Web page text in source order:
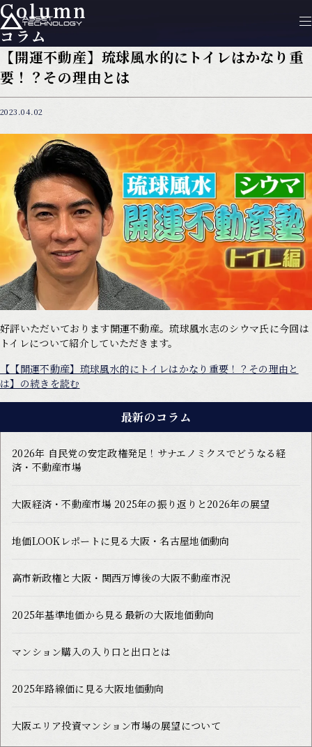
Column
コラム
【開運不動産】琉球風水的にトイレはかなり重
要！？その理由とは
2023.04.02
好評いただいております開運不動産。琉球風水志のシウマ氏に今回は
トイレについて紹介していただきます。
【【開運不動産】琉球風水的にトイレはかなり重要！？その理由と
は】の続きを読む
最新のコラム
2026年 自民党の安定政権発足！サナエノミクスでどうなる経
済・不動産市場
大阪経済・不動産市場 2025年の振り返りと2026年の展望
地価LOOKレポートに見る大阪・名古屋地価動向
高市新政権と大阪・関西万博後の大阪不動産市況
2025年基準地価から見る最新の大阪地価動向
マンション購入の入り口と出口とは
2025年路線価に見る大阪地価動向
大阪エリア投資マンション市場の展望について